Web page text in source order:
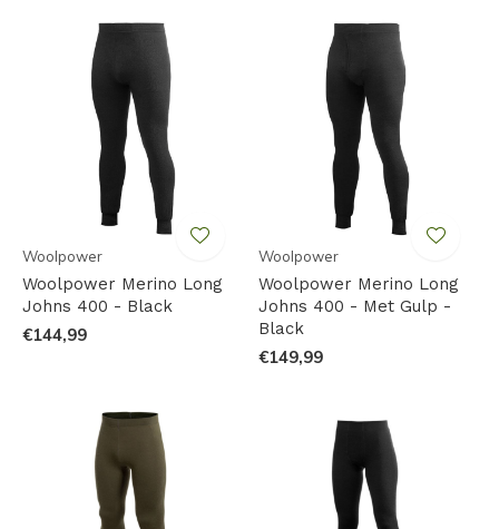
Woolpower
Woolpower Merino Long
Johns 400 - Black
€144,99
Woolpower
Woolpower Merino Long
Johns 400 - Met Gulp -
Black
€149,99